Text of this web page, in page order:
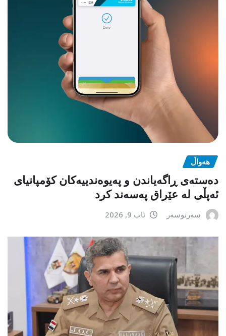
هەواڵ
دەستەی ڕاگەیاندن و پەیوەندییەکان کۆمپانیای
ئەپڵی لە عێراق پەسەند کرد
سەرنوسەر ئاب 9, 2026